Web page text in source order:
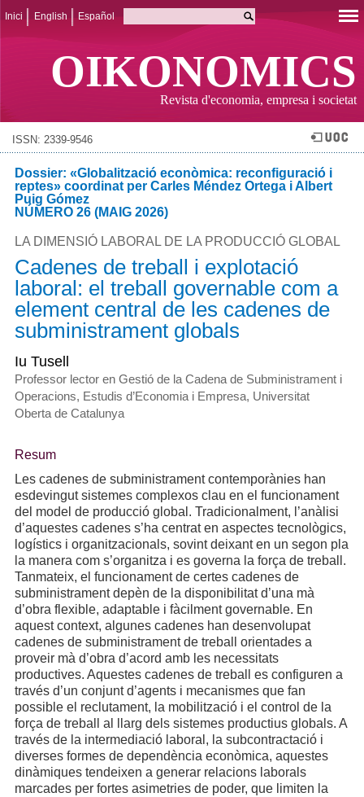
Inici English Español
OIKONOMICS
Revista d'economia, empresa i societat
ISSN: 2339-9546
Dossier: «Globalització econòmica: reconfiguració i
reptes» coordinat per Carles Méndez Ortega i Albert
Puig Gómez
NÚMERO 26 (MAIG 2026)
LA DIMENSIÓ LABORAL DE LA PRODUCCIÓ GLOBAL
Cadenes de treball i explotació
laboral: el treball governable com a
element central de les cadenes de
subministrament globals
Iu Tusell
Professor lector en Gestió de la Cadena de Subministrament i
Operacions, Estudis d’Economia i Empresa, Universitat
Oberta de Catalunya
Resum
Les cadenes de subministrament contemporànies han
esdevingut sistemes complexos clau en el funcionament
del model de producció global. Tradicionalment, l’anàlisi
d’aquestes cadenes s’ha centrat en aspectes tecnològics,
logístics i organitzacionals, sovint deixant en un segon pla
la manera com s’organitza i es governa la força de treball.
Tanmateix, el funcionament de certes cadenes de
subministrament depèn de la disponibilitat d’una mà
d’obra flexible, adaptable i fàcilment governable. En
aquest context, algunes cadenes han desenvolupat
cadenes de subministrament de treball orientades a
proveir mà d’obra d’acord amb les necessitats
productives. Aquestes cadenes de treball es configuren a
través d’un conjunt d’agents i mecanismes que fan
possible el reclutament, la mobilització i el control de la
força de treball al llarg dels sistemes productius globals. A
través de la intermediació laboral, la subcontractació i
diverses formes de dependència econòmica, aquestes
dinàmiques tendeixen a generar relacions laborals
marcades per fortes asimetries de poder, que limiten la